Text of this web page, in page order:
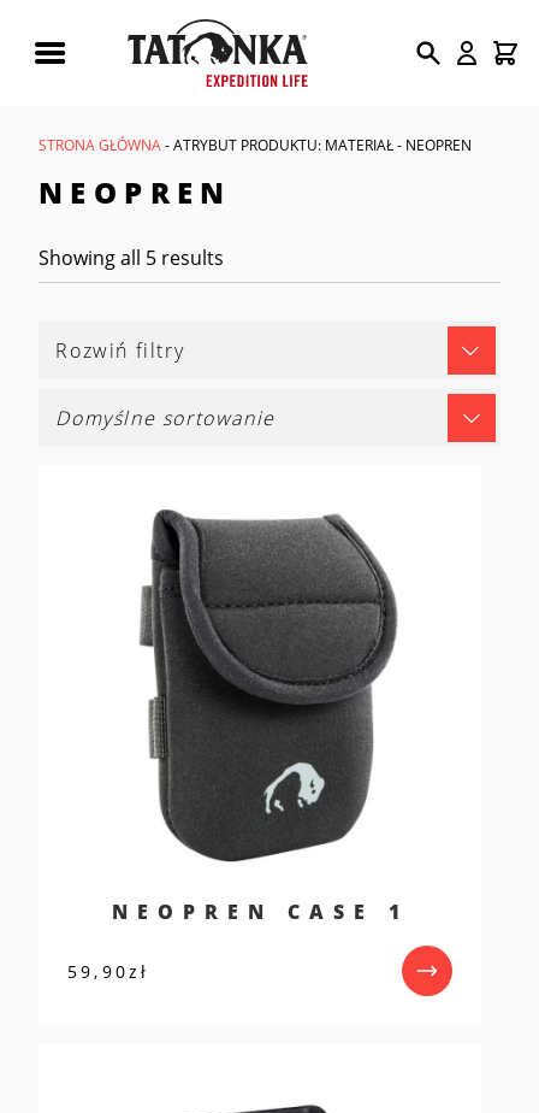
STRONA GŁÓWNA- ATRYBUT PRODUKTU: MATERIAŁ - NEOPREN
NEOPREN
Showing all 5 results
Rozwiń filtry
NEOPREN CASE 1
59,90zł